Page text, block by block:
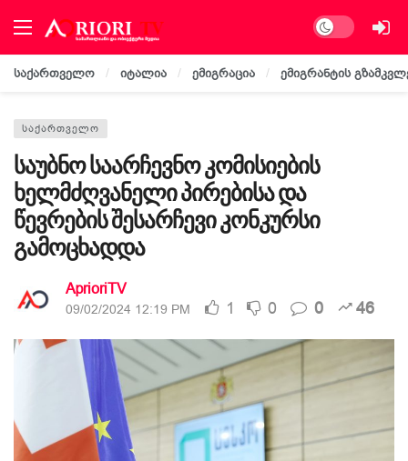
Dark mode
საქართველო იტალია ემიგრაცია ემიგრანტის
ᲡᲐᲥᲐᲠᲗᲕᲔᲚᲝ
საუბნო საარჩევნო კომისიების
ხელმძღვანელი პირებისა და
წევრების შესარჩევი კონკურსი
გამოცხადდა
AprioriTV
09/02/2024 12:19 PM 1 0 0 46